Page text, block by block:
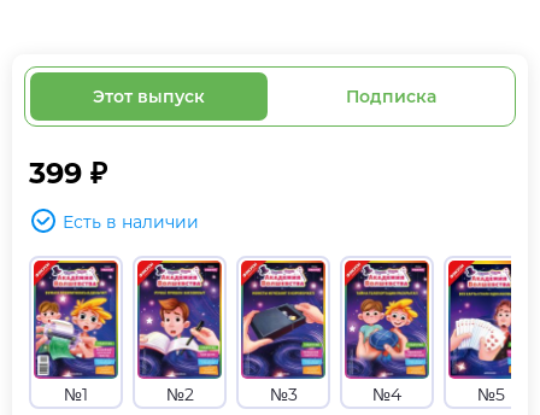
Этот выпуск Подписка
399 ₽
Есть в наличии
№1 №2 №3 №4 №5